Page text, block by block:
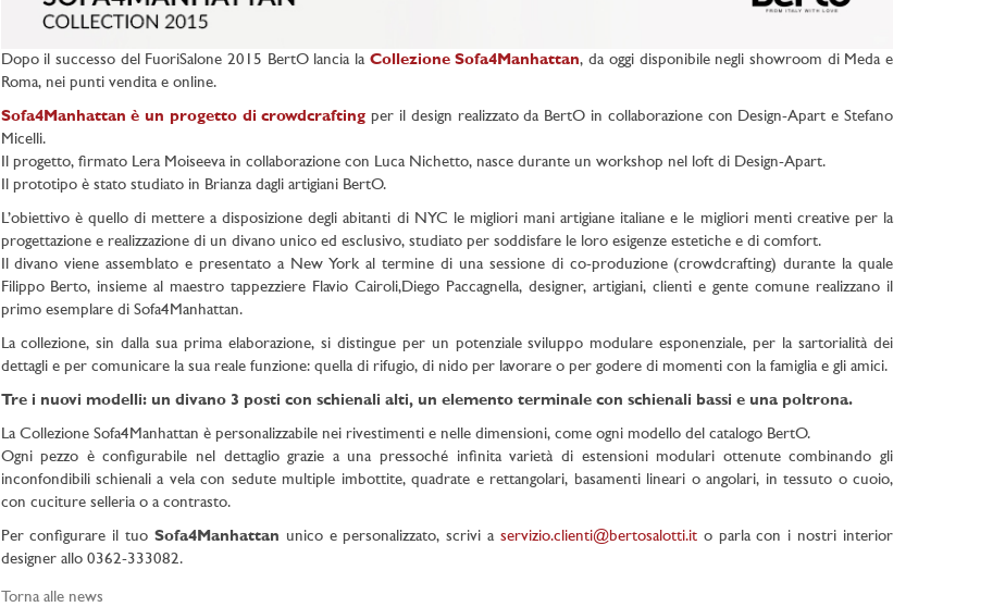
Dopo il successo del FuoriSalone 2015 BertO lancia la Collezione Sofa4Manhattan, da oggi disponibile negli showroom di Meda e
Roma, nei punti vendita e online.
Sofa4Manhattan è un progetto di crowdcrafting per il design realizzato da BertO in collaborazione con Design-Apart e Stefano
Micelli.
Il progetto, firmato Lera Moiseeva in collaborazione con Luca Nichetto, nasce durante un workshop nel loft di Design-Apart.
Il prototipo è stato studiato in Brianza dagli artigiani BertO.
L’obiettivo è quello di mettere a disposizione degli abitanti di NYC le migliori mani artigiane italiane e le migliori menti creative per la
progettazione e realizzazione di un divano unico ed esclusivo, studiato per soddisfare le loro esigenze estetiche e di comfort.
Il divano viene assemblato e presentato a New York al termine di una sessione di co-produzione (crowdcrafting) durante la quale
Filippo Berto, insieme al maestro tappezziere Flavio Cairoli,Diego Paccagnella, designer, artigiani, clienti e gente comune realizzano il
primo esemplare di Sofa4Manhattan.
La collezione, sin dalla sua prima elaborazione, si distingue per un potenziale sviluppo modulare esponenziale, per la sartorialità dei
dettagli e per comunicare la sua reale funzione: quella di rifugio, di nido per lavorare o per godere di momenti con la famiglia e gli amici.
Tre i nuovi modelli: un divano 3 posti con schienali alti, un elemento terminale con schienali bassi e una poltrona.
La Collezione Sofa4Manhattan è personalizzabile nei rivestimenti e nelle dimensioni, come ogni modello del catalogo BertO.
Ogni pezzo è configurabile nel dettaglio grazie a una pressoché infinita varietà di estensioni modulari ottenute combinando gli
inconfondibili schienali a vela con sedute multiple imbottite, quadrate e rettangolari, basamenti lineari o angolari, in tessuto o cuoio,
con cuciture selleria o a contrasto.
Per configurare il tuo Sofa4Manhattan unico e personalizzato, scrivi a servizio.clienti@bertosalotti.ito parla con i nostri interior
designer allo 0362-333082.
Torna alle news